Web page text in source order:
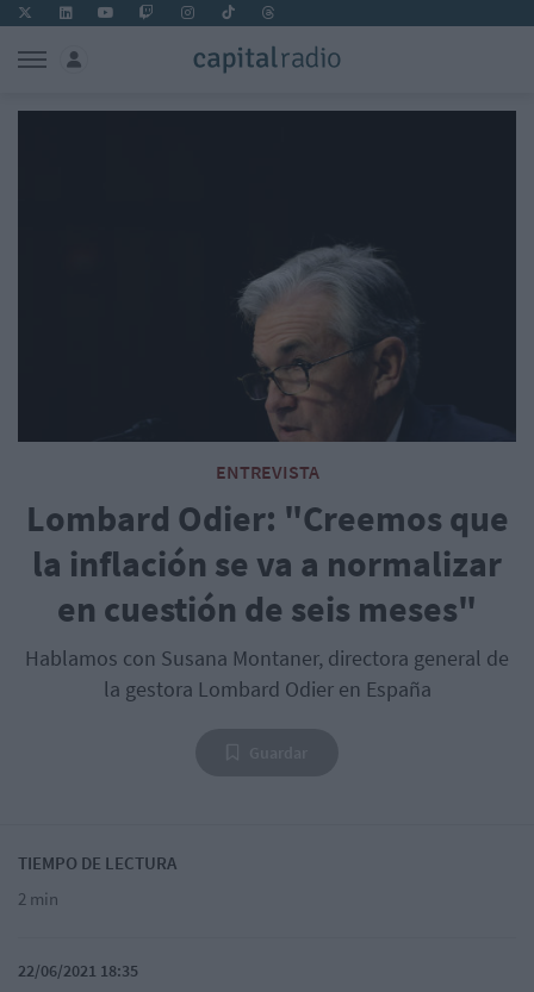
ENTREVISTA
Lombard Odier: "Creemos que
la inflación se va a normalizar
en cuestión de seis meses"
Hablamos con Susana Montaner, directora general de
la gestora Lombard Odier en España
TIEMPO DE LECTURA
2 min
22/06/2021 18:35